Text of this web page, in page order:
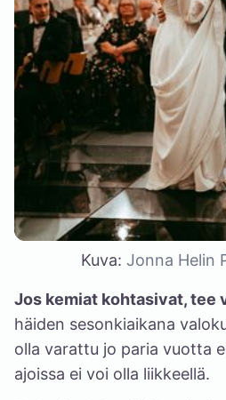
Kuva: Jonna Helin
Jos kemiat kohtasivat, tee
häiden sesonkiaikana
olla varattu jo paria vuotta
ajoissa ei voi olla liikkeellä.